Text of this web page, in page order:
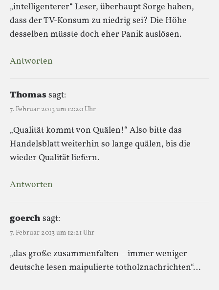
„intelligenterer“ Leser, überhaupt Sorge haben,
dass der TV-Konsum zu niedrig sei? Die Höhe
desselben müsste doch eher Panik auslösen.
Antworten
Thomassagt:
7. Februar 2013 um 12:20 Uhr
„Qualität kommt von Quälen!“ Also bitte das
Handelsblatt weiterhin so lange quälen, bis die
wieder Qualität liefern.
Antworten
goerch sagt:
7. Februar 2013 um 12:21 Uhr
„das große zusammenfalten – immer weniger
deutsche lesen maipulierte totholznachrichten“…